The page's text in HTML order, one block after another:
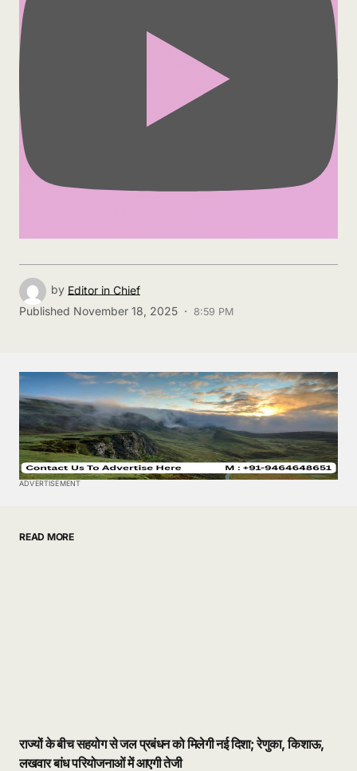
by Editor in Chief
Published November 18, 2025 · 8:59 PM
ADVERTISEMENT
READ MORE
राज्यों के बीच सहयोग से जल प्रबंधन को मिलेगी नई दिशा; रेणुका, किशाऊ,
लखवार बांध परियोजनाओं में आएगी तेजी